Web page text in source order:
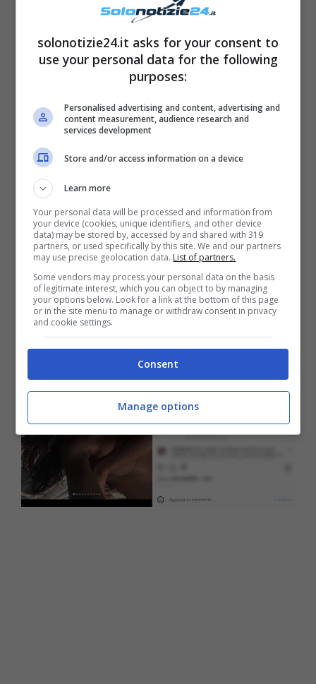
Quello che ha però attirato l’attenzione dei
suoi numerosi fan è stato
lei pubblicato: la showgirl si è infatti mostrata
completamente senza veli
a prendere il sole. Abbronzatissima come non
mai, Belen ha tutto ildécolleté in bella vista
ma coperto con le sue mani. Questo ha quindi
datospazio all’immaginazione , e i followers
hanno potuto vederetutte le sue forme più
sinuose.
solonotizie24.it asks for your consent to
use your personal data for the following
purposes:
Personalised advertising and content, advertising and
content measurement, audience research and
services development
Store and/or access information on a device
Learn more
Your personal data will be processed and information from
your device (cookies, unique identifiers, and other device
data) may be stored by, accessed by and shared with 319
partners, or used specifically by this site. We and our partners
may use precise geolocation data. List of partners.
Some vendors may process your personal data on the basis
of legitimate interest, which you can object to by managing
your options below. Look for a link at the bottom of this page
or in the site menu to manage or withdraw consent in privacy
and cookie settings.
Consent
Manage options